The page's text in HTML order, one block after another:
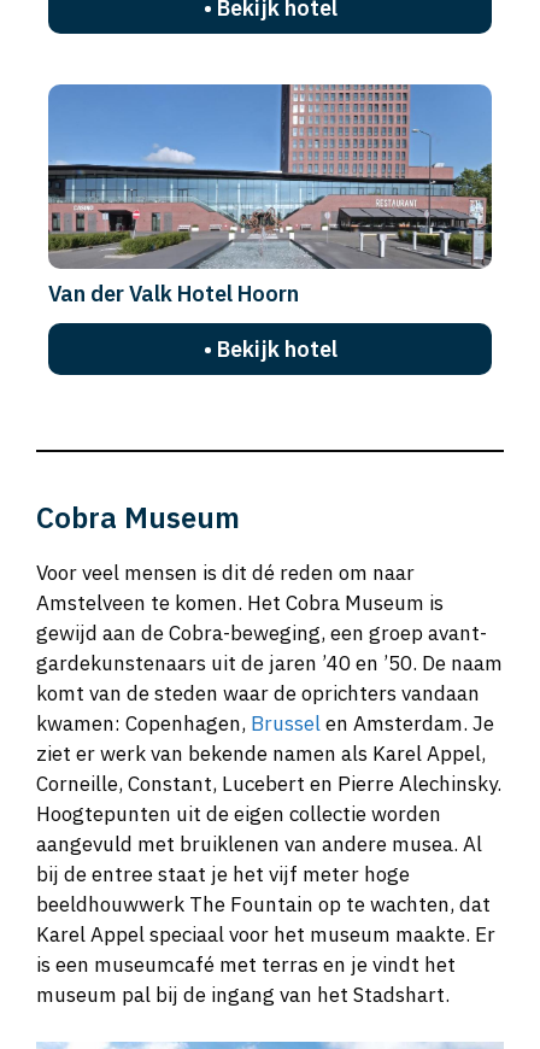
• Bekijk hotel
Van der Valk Hotel Hoorn
• Bekijk hotel
Cobra Museum
Voor veel mensen is dit dé reden om naar
Amstelveen te komen. Het Cobra Museum is
gewijd aan de Cobra-beweging, een groep avant-
gardekunstenaars uit de jaren ’40 en ’50. De naam
komt van de steden waar de oprichters vandaan
kwamen: Copenhagen, Brusselen Amsterdam. Je
ziet er werk van bekende namen als Karel Appel,
Corneille, Constant, Lucebert en Pierre Alechinsky.
Hoogtepunten uit de eigen collectie worden
aangevuld met bruiklenen van andere musea. Al
bij de entree staat je het vijf meter hoge
beeldhouwwerk The Fountain op te wachten, dat
Karel Appel speciaal voor het museum maakte. Er
is een museumcafé met terras en je vindt het
museum pal bij de ingang van het Stadshart.